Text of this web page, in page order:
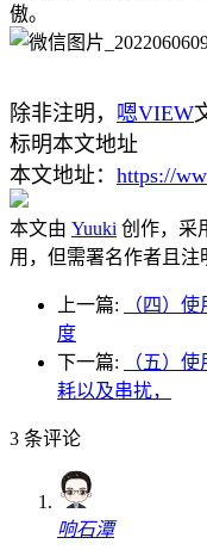
傲。
除非注明， 嗯VIEW
标明本文地址
本文地址： https://
本文由 Yuuki 创作，采
用，但需署名作者且注
上一篇:
（四）
度
下一篇:
（五）
耗以及串扰，
3 条评论
响石潭